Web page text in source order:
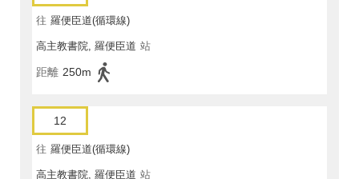
往 羅便臣道(循環線)
高主教書院, 羅便臣道 站
距離 250m
12
往 羅便臣道(循環線)
高主教書院, 羅便臣道 站